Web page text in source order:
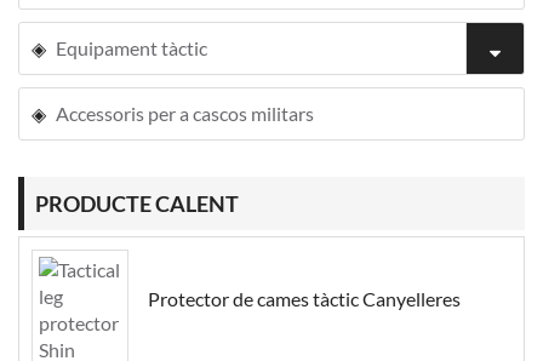
Equipament tàctic
Accessoris per a cascos militars
PRODUCTE CALENT
Protector de cames tàctic Canyelleres